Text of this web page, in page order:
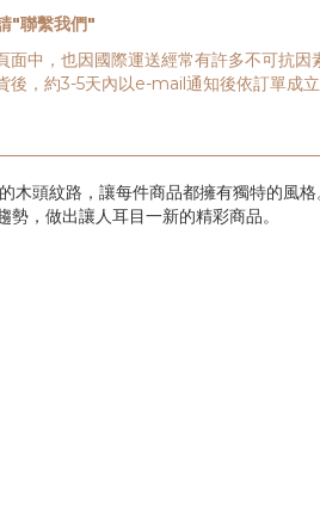
"聯繫我們"
中，也因國際運送經常有許多不可抗因
，約3-5天內以e-mail通知後依訂單成
頭紋路，讓每件商品都擁有獨特的風
，做出讓人耳目一新的精彩商品。